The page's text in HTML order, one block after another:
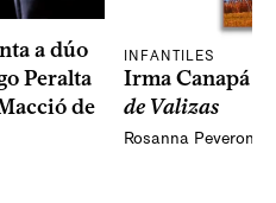
a dúo
Peralta
de
INFANTILES
Irma Canapá
de Valizas
Rosanna Peveroni